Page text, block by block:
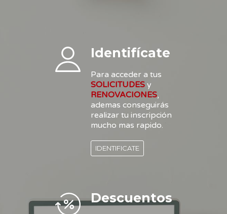
Identifícate
Para acceder a tus
SOLICITUDES y
RENOVACIONES,
ademas conseguirás
realizar tu inscripción
mucho mas rapido.
IDENTIFICATE
Descuentos